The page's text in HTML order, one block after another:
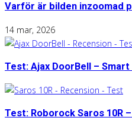
Varför är bilden inzoomad
14 mar, 2026
Test: Ajax DoorBell –
Test: Roborock Saros 10R